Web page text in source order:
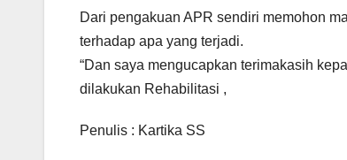
Dari pengakuan APR sendiri memohon
terhadap apa yang terjadi.
“Dan saya mengucapkan terimakasih
dilakukan Rehabilitasi ,
Penulis : Kartika SS